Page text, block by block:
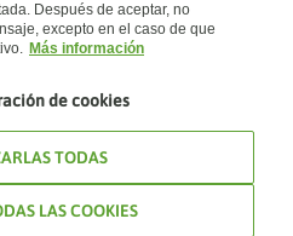
Después de aceptar, no
excepto en el caso de que
Más información
de cookies
TODAS
LAS COOKIES